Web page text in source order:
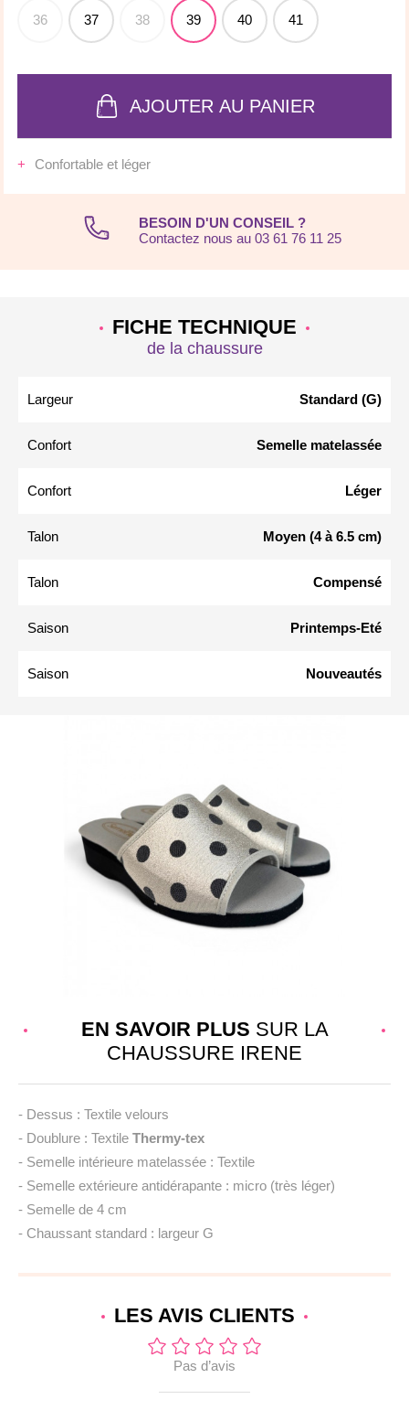
36 37 38 39 40 41
AJOUTER AU PANIER
Confortable et léger
BESOIN D'UN CONSEIL ?
Contactez nous au 03 61 76 11 25
FICHE TECHNIQUE
de la chaussure
Largeur Standard (G)
Confort Semelle matelassée
Confort Léger
Talon Moyen (4 à 6.5 cm)
Talon Compensé
Saison Printemps-Eté
Saison Nouveautés
EN SAVOIR PLUS SUR LA
CHAUSSURE IRENE
- Dessus : Textile velours
- Doublure : Textile Thermy-tex
- Semelle intérieure matelassée : Textile
- Semelle extérieure antidérapante : micro (très léger)
- Semelle de 4 cm
- Chaussant standard : largeur G
LES AVIS CLIENTS
Pas d’avis